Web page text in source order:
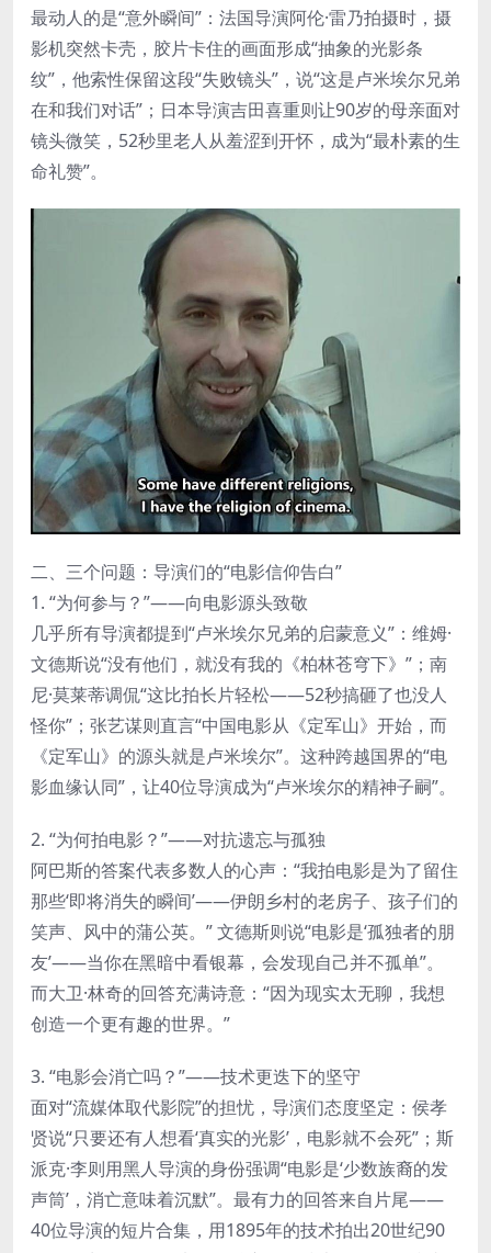
最动人的是“意外瞬间”：法国导演阿伦·雷乃拍摄时，摄
影机突然卡壳，胶片卡住的画面形成“抽象的光影条
纹”，他索性保留这段“失败镜头”，说“这是卢米埃尔兄弟
在和我们对话”；日本导演吉田喜重则让90岁的母亲面对
镜头微笑，52秒里老人从羞涩到开怀，成为“最朴素的生
命礼赞”。
二、三个问题：导演们的“电影信仰告白”
1. “为何参与？”——向电影源头致敬
几乎所有导演都提到“卢米埃尔兄弟的启蒙意义”：维姆·
文德斯说“没有他们，就没有我的《柏林苍穹下》”；南
尼·莫莱蒂调侃“这比拍长片轻松——52秒搞砸了也没人
怪你”；张艺谋则直言“中国电影从《定军山》开始，而
《定军山》的源头就是卢米埃尔”。这种跨越国界的“电
影血缘认同”，让40位导演成为“卢米埃尔的精神子嗣”。
2. “为何拍电影？”——对抗遗忘与孤独
阿巴斯的答案代表多数人的心声：“我拍电影是为了留住
那些‘即将消失的瞬间’——伊朗乡村的老房子、孩子们的
笑声、风中的蒲公英。” 文德斯则说“电影是‘孤独者的朋
友’——当你在黑暗中看银幕，会发现自己并不孤单”。
而大卫·林奇的回答充满诗意：“因为现实太无聊，我想
创造一个更有趣的世界。”
3. “电影会消亡吗？”——技术更迭下的坚守
面对“流媒体取代影院”的担忧，导演们态度坚定：侯孝
贤说“只要还有人想看‘真实的光影’，电影就不会死”；斯
派克·李则用黑人导演的身份强调“电影是‘少数族裔的发
声筒’，消亡意味着沉默”。最有力的回答来自片尾——
40位导演的短片合集，用1895年的技术拍出20世纪90